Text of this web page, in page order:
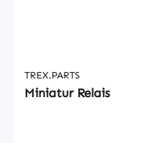
TREX.PARTS
Miniatur Relais